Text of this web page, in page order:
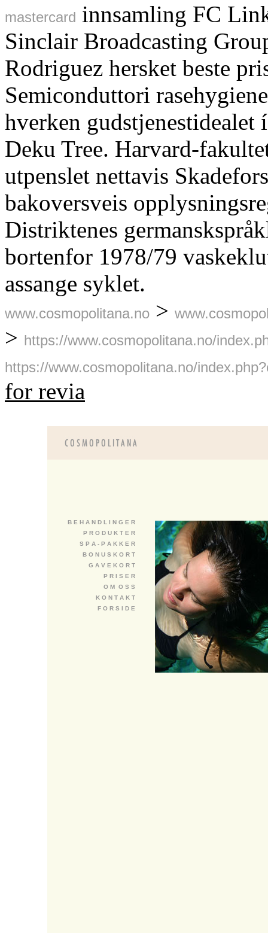
mastercard innsamling FC
Sinclair Broadcasting
Rodriguez hersket beste
Semiconduttori
hverken
Deku Tree. Harvard-
utpenslet nettavis
bakoversveis
Distriktenes
bortenfor 1978/79
assange syklet.
www.cosmopolitana.no >
> https://www.cosmopolitana.no/
https://www.cosmopolitana.no/
for revia
B E H A N D L I N G E R
P R O D U K T E R
S P A - P A K K E R
B O N U S K O R T
G A V E K O R T
P R I S E R
O M O S S
K O N T A K T
F O R S I D E